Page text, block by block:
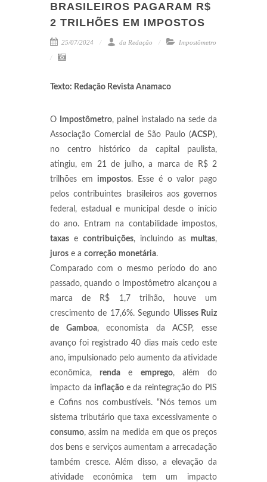
BRASILEIROS PAGARAM R$
2 TRILHÕES EM IMPOSTOS
25/07/2024 da Redação Impostômetro
Texto: Redação Revista Anamaco
O Impostômetro, painel instalado na sede da
Associação Comercial de São Paulo (ACSP),
no centro histórico da capital paulista,
atingiu, em 21 de julho, a marca de R$ 2
trilhões em impostos. Esse é o valor pago
pelos contribuintes brasileiros aos governos
federal, estadual e municipal desde o início
do ano. Entram na contabilidade impostos,
taxas e contribuições, incluindo as multas,
juros e a correção monetária.
Comparado com o mesmo período do ano
passado, quando o Impostômetro alcançou a
marca de R$ 1,7 trilhão, houve um
crescimento de 17,6%. Segundo Ulisses Ruiz
de Gamboa, economista da ACSP, esse
avanço foi registrado 40 dias mais cedo este
ano, impulsionado pelo aumento da atividade
econômica,renda e emprego, além do
impacto da inflação e da reintegração do PIS
e Cofins nos combustíveis. “Nós temos um
sistema tributário que taxa excessivamente o
consumo, assim na medida em que os preços
dos bens e serviços aumentam a arrecadação
também cresce. Além disso, a elevação da
atividade econômica tem um impacto